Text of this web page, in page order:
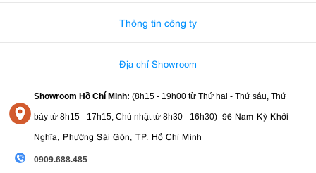
Thông tin công ty
Địa chỉ Showroom
Showroom Hồ Chí Minh: (8h15 - 19h00 từ Thứ hai - Thứ sáu, Thứ
bảy từ 8h15 - 17h15, Chủ nhật từ 8h30 - 16h30) 96 Nam Kỳ Khởi
Nghĩa, Phường Sài Gòn, TP. Hồ Chí Minh
0909.688.485